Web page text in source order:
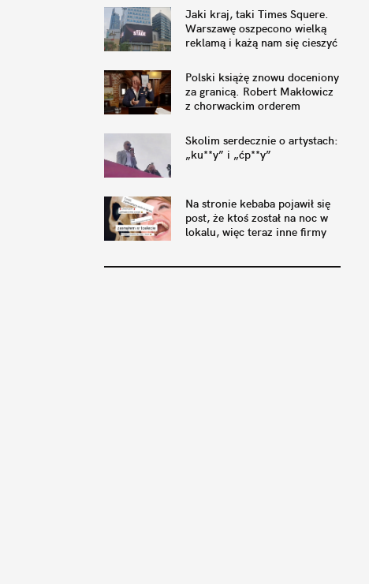
koguta
Jaki kraj, taki Times Squere.
Warszawę oszpecono wielką
reklamą i każą nam się cieszyć
Polski książę znowu doceniony
za granicą. Robert Makłowicz
z chorwackim orderem
Skolim serdecznie o artystach:
„ku**y” i „ćp**y”
Na stronie kebaba pojawił się
post, że ktoś został na noc w
lokalu, więc teraz inne firmy